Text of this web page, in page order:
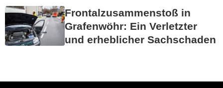
Frontalzusammenstoß in
Grafenwöhr: Ein Verletzter
und erheblicher Sachschaden